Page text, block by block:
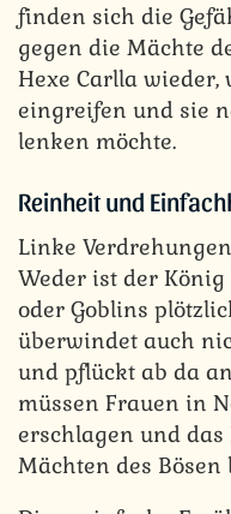
finden sich die
gegen die Mächte
Hexe Carlla wieder,
eingreifen und sie
lenken möchte.
Reinheit und
Linke
Weder ist der
oder Goblins
überwindet auch
und pflückt ab da
müssen Frauen in
erschlagen und
Mächten des Bösen